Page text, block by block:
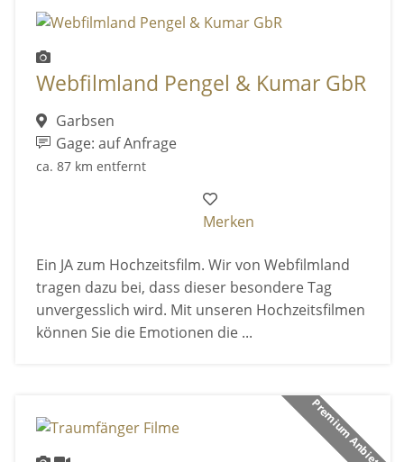
Webfilmland Pengel & Kumar GbR
Garbsen
Gage: auf Anfrage
ca. 87 km entfernt
Merken
Ein JA zum Hochzeitsfilm. Wir von Webfilmland
tragen dazu bei, dass dieser besondere Tag
unvergesslich wird. Mit unseren Hochzeitsfilmen
können Sie die Emotionen die ...
Premium Anbieter